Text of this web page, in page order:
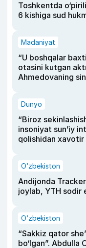
Toshkentda
6 kishiga sud
Madaniyat
“U boshqalar
otasini kutgan
Ahmedovaning
Dunyo
“Biroz
insoniyat sun’iy
qolishidan
O‘zbekiston
Andijonda
joylab, YTH sodir
O‘zbekiston
“Sakkiz qator
bo‘lgan”.